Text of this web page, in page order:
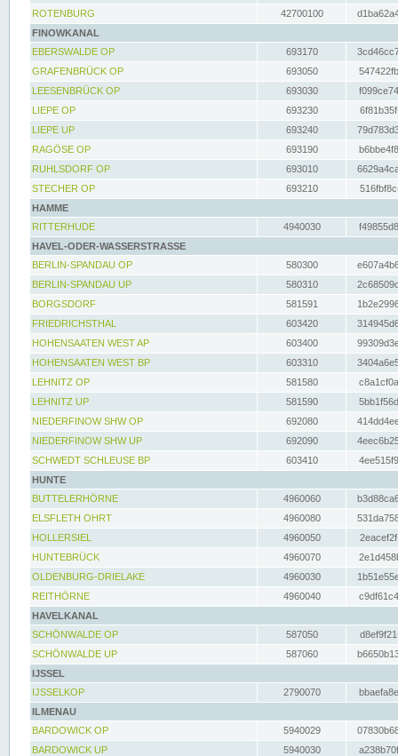
ROTENBURG
42700100
FINOWKANAL
EBERSWALDE OP
693170
GRAFENBRÜCK OP
693050
LEESENBRÜCK OP
693030
LIEPE OP
693230
LIEPE UP
693240
RAGÖSE OP
693190
RUHLSDORF OP
693010
STECHER OP
693210
HAMME
RITTERHUDE
4940030
HAVEL-ODER-WASSERSTRASSE
BERLIN-SPANDAU OP
580300
BERLIN-SPANDAU UP
580310
BORGSDORF
581591
FRIEDRICHSTHAL
603420
HOHENSAATEN WEST AP
603400
HOHENSAATEN WEST BP
603310
LEHNITZ OP
581580
LEHNITZ UP
581590
NIEDERFINOW SHW OP
692080
NIEDERFINOW SHW UP
692090
SCHWEDT SCHLEUSE BP
603410
HUNTE
BUTTELERHÖRNE
4960060
ELSFLETH OHRT
4960080
HOLLERSIEL
4960050
HUNTEBRÜCK
4960070
OLDENBURG-DRIELAKE
4960030
REITHÖRNE
4960040
HAVELKANAL
SCHÖNWALDE OP
587050
SCHÖNWALDE UP
587060
IJSSEL
IJSSELKOP
2790070
ILMENAU
BARDOWICK OP
5940029
BARDOWICK UP
5940030